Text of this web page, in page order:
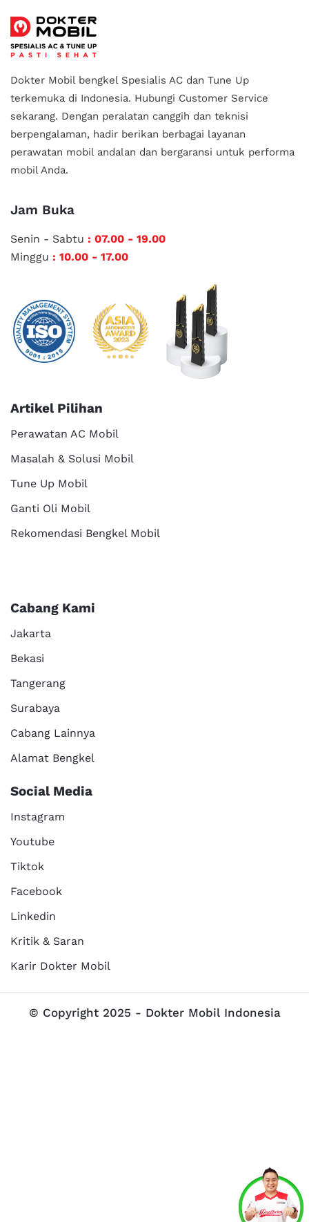
Dokter Mobil bengkel Spesialis AC dan Tune Up
terkemuka di Indonesia. Hubungi Customer Service
sekarang. Dengan peralatan canggih dan teknisi
berpengalaman, hadir berikan berbagai layanan
perawatan mobil andalan dan bergaransi untuk performa
mobil Anda.
Jam Buka
Senin - Sabtu : 07.00 - 19.00
Minggu : 10.00 - 17.00
Artikel Pilihan
Perawatan AC Mobil
Masalah & Solusi Mobil
Tune Up Mobil
Ganti Oli Mobil
Rekomendasi Bengkel Mobil
Cabang Kami
Jakarta
Bekasi
Tangerang
Surabaya
Cabang Lainnya
Alamat Bengkel
Social Media
Instagram
Youtube
Tiktok
Facebook
Linkedin
Kritik & Saran
Karir Dokter Mobil
© Copyright 2025 - Dokter Mobil Indonesia